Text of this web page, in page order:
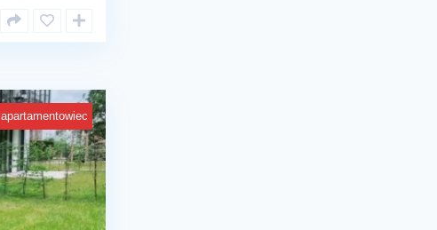
apartamentowiec